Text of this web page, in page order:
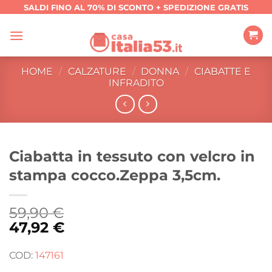
contenuti
SALDI FINO AL 70% DI SCONTO + SPEDIZIONE GRATIS
HOME / CALZATURE / DONNA / CIABATTE E
INFRADITO
Ciabatta in tessuto con velcro in
stampa cocco.Zeppa 3,5cm.
59,90€
47,92 €
COD: 147161